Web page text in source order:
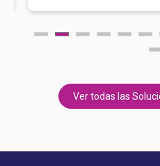
Ver todas las